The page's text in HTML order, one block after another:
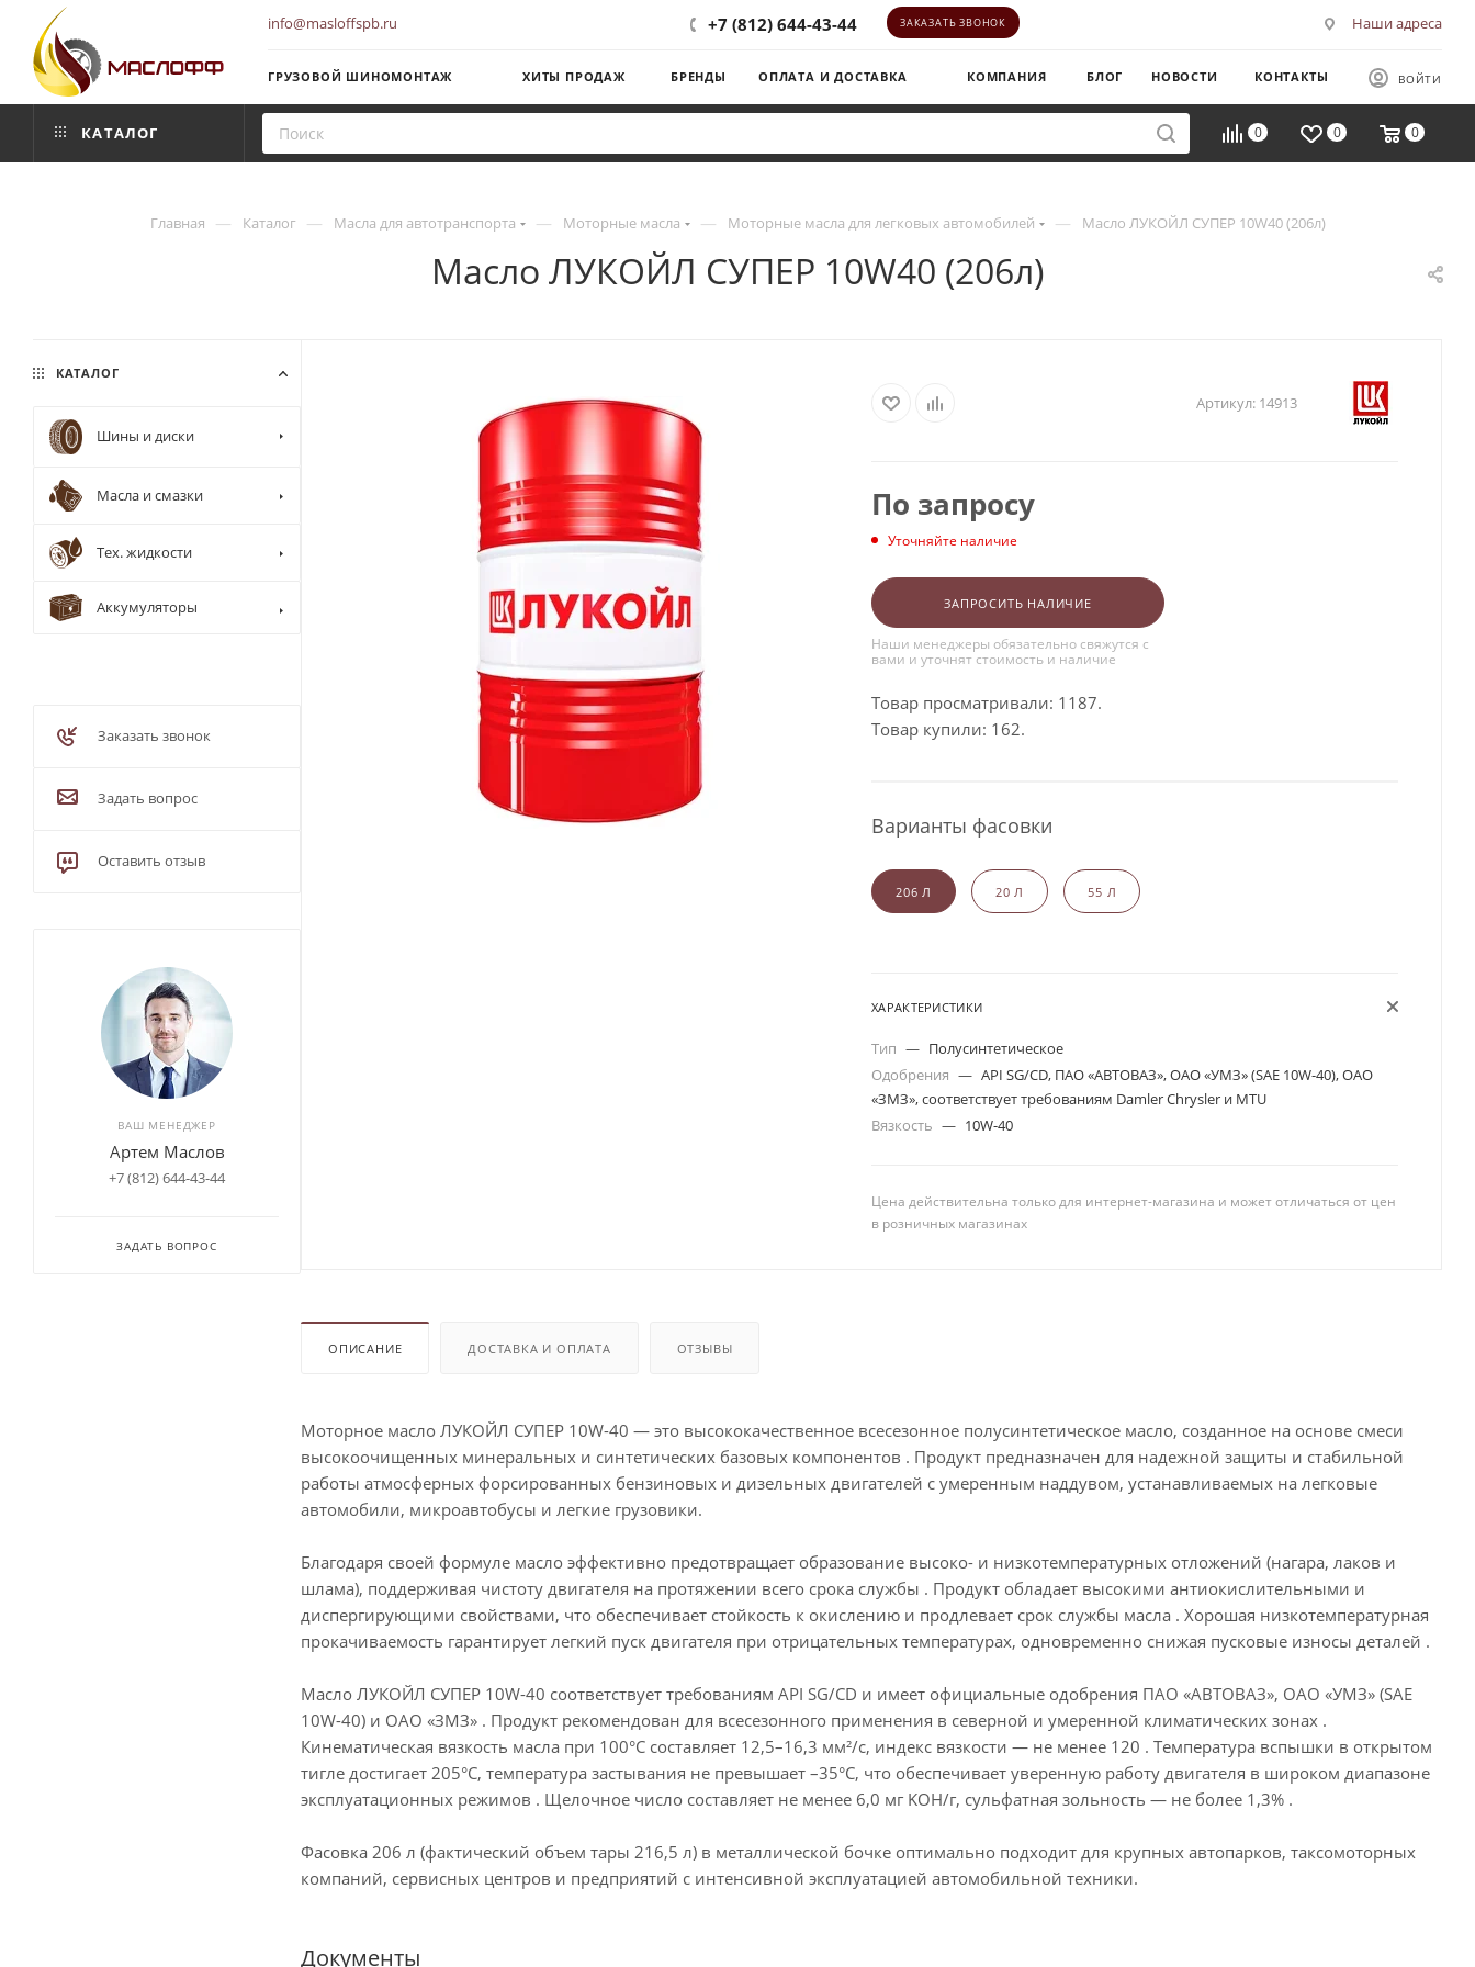
info@masloffspb.ru +7 (812) 644-43-44 ЗАКАЗАТЬ ЗВОНОК Наши адреса
ГРУЗОВОЙ ШИНОМОНТАЖ ХИТЫ ПРОДАЖ БРЕНДЫ ОПЛАТА И ДОСТАВКА КОМПАНИЯ БЛОГ НОВОСТИ КОНТАКТЫ ВОЙТИ
КАТАЛОГ 0 0 0
Главная — Каталог — Масла для автотранспорта — Моторные масла — Моторные масла для легковых автомобилей — Масло ЛУКОЙЛ СУПЕР 10W40 (206л)
Масло ЛУКОЙЛ СУПЕР 10W40 (206л)
Артикул: 14913
По запросу
Уточняйте наличие
ЗАПРОСИТЬ НАЛИЧИЕ
Наши менеджеры обязательно свяжутся с
вами и уточнят стоимость и наличие
Товар просматривали: 1187.
Товар купили: 162.
Варианты фасовки
206 Л 20 Л 55 Л
ХАРАКТЕРИСТИКИ
Тип — Полусинтетическое
Одобрения — API SG/CD, ПАО «АВТОВАЗ», ОАО «УМЗ» (SAE 10W-40), ОАО
«ЗМЗ», соответствует требованиям Damler Chrysler и MTU
Вязкость — 10W-40
Цена действительна только для интернет-магазина и может отличаться от цен
в розничных магазинах
ОПИСАНИЕ ДОСТАВКА И ОПЛАТА ОТЗЫВЫ
Моторное масло ЛУКОЙЛ СУПЕР 10W-40 — это высококачественное всесезонное полусинтетическое масло, созданное на основе смеси
высокоочищенных минеральных и синтетических базовых компонентов . Продукт предназначен для надежной защиты и стабильной
работы атмосферных форсированных бензиновых и дизельных двигателей с умеренным наддувом, устанавливаемых на легковые
автомобили, микроавтобусы и легкие грузовики.
Благодаря своей формуле масло эффективно предотвращает образование высоко- и низкотемпературных отложений (нагара, лаков и
шлама), поддерживая чистоту двигателя на протяжении всего срока службы . Продукт обладает высокими антиокислительными и
диспергирующими свойствами, что обеспечивает стойкость к окислению и продлевает срок службы масла . Хорошая низкотемпературная
прокачиваемость гарантирует легкий пуск двигателя при отрицательных температурах, одновременно снижая пусковые износы деталей .
Масло ЛУКОЙЛ СУПЕР 10W-40 соответствует требованиям API SG/CD и имеет официальные одобрения ПАО «АВТОВАЗ», ОАО «УМЗ» (SAE
10W-40) и ОАО «ЗМЗ» . Продукт рекомендован для всесезонного применения в северной и умеренной климатических зонах .
Кинематическая вязкость масла при 100°C составляет 12,5–16,3 мм²/с, индекс вязкости — не менее 120 . Температура вспышки в открытом
тигле достигает 205°C, температура застывания не превышает –35°C, что обеспечивает уверенную работу двигателя в широком диапазоне
эксплуатационных режимов . Щелочное число составляет не менее 6,0 мг KOH/г, сульфатная зольность — не более 1,3% .
Фасовка 206 л (фактический объем тары 216,5 л) в металлической бочке оптимально подходит для крупных автопарков, таксомоторных
компаний, сервисных центров и предприятий с интенсивной эксплуатацией автомобильной техники.
Документы
КАТАЛОГ
Шины и диски
Масла и смазки
Тех. жидкости
Аккумуляторы
Заказать звонок
Задать вопрос
Оставить отзыв
ВАШ МЕНЕДЖЕР
Артем Маслов
+7 (812) 644-43-44
ЗАДАТЬ ВОПРОС